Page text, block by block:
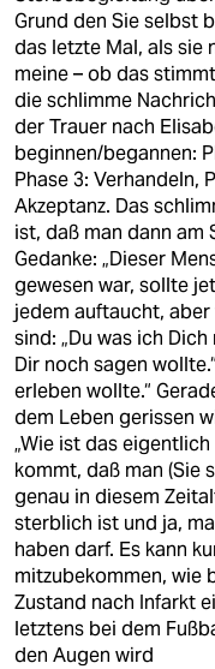
Grund den Sie selbst
das letzte Mal, als sie
meine – ob das
die schlimme
der Trauer nach
beginnen/begannen:
Phase 3: Verhandeln,
Akzeptanz. Das
ist, daß man dann am
Gedanke: „Dieser
gewesen war, sollte
jedem auftaucht,
sind: „Du was ich
Dir noch sagen
erleben wollte.“
dem Leben gerissen
„Wie ist das
kommt, daß man (Sie
genau in diesem
sterblich ist und ja,
haben darf. Es kann
mitzubekommen, wie
Zustand nach Infarkt
letztens bei dem
den Augen wird